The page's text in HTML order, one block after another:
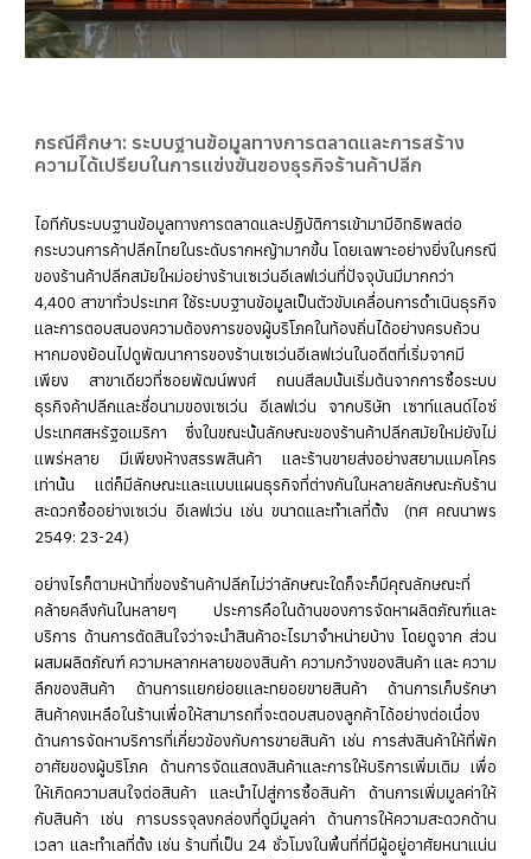
กรณีศึกษา:ระบบฐานข้อมูลทางการตลาดและการสร้าง
ความได้เปรียบในการแข่งขันของธุรกิจร้านค้าปลีก
ไอทีกับระบบฐานข้อมูลทางการตลาดและปฏิบัติการเข้ามามีอิทธิพลต่อ
กระบวนการค้าปลีกไทยในระดับรากหญ้ามากขึ้น โดยเฉพาะอย่างยิ่งในกรณี
ของร้านค้าปลีกสมัยใหม่อย่างร้านเซเว่นอีเลฟเว่นที่ปัจจุบันมีมากกว่า
4,400 สาขาทั่วประเทศ ใช้ระบบฐานข้อมูลเป็นตัวขับเคลื่อนการดำเนินธุรกิจ
และการตอบสนองความต้องการของผู้บริโภคในท้องถิ่นได้อย่างครบถ้วน
หากมองย้อนไปดูพัฒนาการของร้านเซเว่นอีเลฟเว่นในอดีตที่เริ่มจากมี
เพียง สาขาเดียวที่ซอยพัฒน์พงศ์ ถนนสีลมนั้นเริ่มต้นจากการซื้อระบบ
ธุรกิจค้าปลีกและชื่อนามของเซเว่น อีเลฟเว่น จากบริษัท เซาท์แลนด์ไอซ์
ประเทศสหรัฐอเมริกา ซึ่งในขณะนั้นลักษณะของร้านค้าปลีกสมัยใหม่ยังไม่
แพร่หลาย มีเพียงห้างสรรพสินค้า และร้านขายส่งอย่างสยามแมคโคร
เท่านั้น แต่ก็มีลักษณะและแบบแผนธุรกิจที่ต่างกันในหลายลักษณะกับร้าน
สะดวกซื้ออย่างเซเว่น อีเลฟเว่น เช่น ขนาดและทำเลที่ตั้ง (ทศ คณนาพร
2549: 23-24)
อย่างไรก็ตามหน้าที่ของร้านค้าปลีกไม่ว่าลักษณะใดก็จะก็มีคุณลักษณะที่
คล้ายคลึงกันในหลายๆ ประการคือในด้านของการจัดหาผลิตภัณฑ์และ
บริการ ด้านการตัดสินใจว่าจะนำสินค้าอะไรมาจำหน่ายบ้าง โดยดูจาก ส่วน
ผสมผลิตภัณฑ์ ความหลากหลายของสินค้า ความกว้างของสินค้า และ ความ
ลึกของสินค้า ด้านการแยกย่อยและทยอยขายสินค้า ด้านการเก็บรักษา
สินค้าคงเหลือในร้านเพื่อให้สามารถที่จะตอบสนองลูกค้าได้อย่างต่อเนื่อง
ด้านการจัดหาบริการที่เกี่ยวข้องกับการขายสินค้า เช่น การส่งสินค้าให้ที่พัก
อาศัยของผู้บริโภค ด้านการจัดแสดงสินค้าและการให้บริการเพิ่มเติม เพื่อ
ให้เกิดความสนใจต่อสินค้า และนำไปสู่การซื้อสินค้า ด้านการเพิ่มมูลค่าให้
กับสินค้า เช่น การบรรจุลงกล่องที่ดูมีมูลค่า ด้านการให้ความสะดวกด้าน
เวลา และทำเลที่ตั้ง เช่น ร้านที่เป็น 24 ชั่วโมงในพื้นที่ที่มีผู้อยู่อาศัยหนาแน่น